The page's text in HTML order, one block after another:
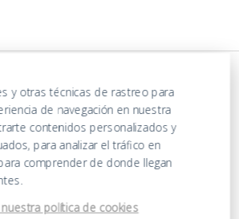
privacy-policy/
y otras técnicas de rastreo para
de navegación en nuestra
contenidos personalizados y
para analizar el tráfico en
comprender de donde llegan
nuestra política de cookies